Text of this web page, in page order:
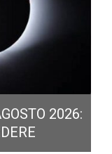
2026: